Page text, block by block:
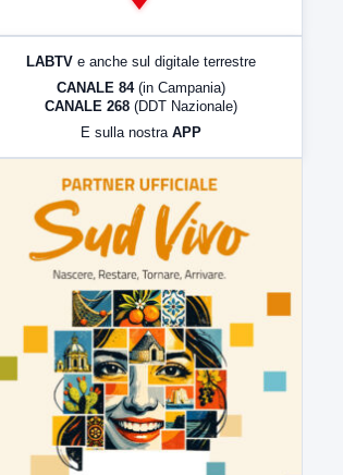
LabNews (Diretta)
LabNews (replica)
LABTV e anche sul digitale terrestre
CANALE 84 (in Campania)
CANALE 268 (DDT Nazionale)
E sulla nostra APP